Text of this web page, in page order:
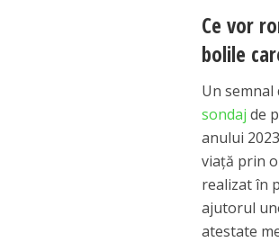
Ce vor
bolile
Un
sondaj de
anului
viață prin
realizat în
ajutorul
atestate